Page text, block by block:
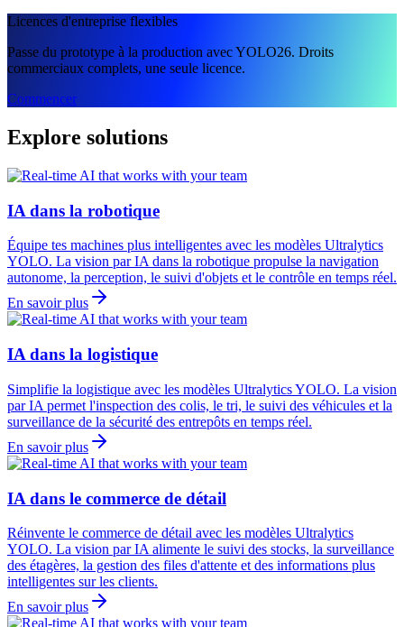
Licences d'entreprise flexibles
Passe du prototype à la production avec YOLO26. Droits
commerciaux complets, une seule licence.
Commencer
Explore solutions
IA dans la robotique
Équipe tes machines plus intelligentes avec les modèles Ultralytics
YOLO. La vision par IA dans la robotique propulse la navigation
autonome, la perception, le suivi d'objets et le contrôle en temps réel.
En savoir plus
IA dans la logistique
Simplifie la logistique avec les modèles Ultralytics YOLO. La vision
par IA permet l'inspection des colis, le tri, le suivi des véhicules et la
surveillance de la sécurité des entrepôts en temps réel.
En savoir plus
IA dans le commerce de détail
Réinvente le commerce de détail avec les modèles Ultralytics
YOLO. La vision par IA alimente le suivi des stocks, la surveillance
des étagères, la gestion des files d'attente et des informations plus
intelligentes sur les clients.
En savoir plus